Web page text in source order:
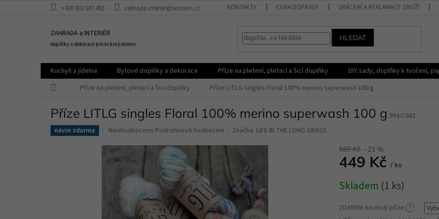
+420 603 187 455 zahrada.interier@seznam.cz KONTAKTY CENA DOPRAVY VRÁCENÍ A REKLAMACE ZBOŽÍ
ZAHRADA a INTERIÉR
doplňky a dekorace pro krásný domov
HLEDAT
Kuchyň a jídelna Bytové doplňky a dekorace Příze na pletení, pletací a šicí doplňky DIY sady, doplňky k tvoření,
Příze na pletení, pletací a šicí doplňky Příze LITLG singles Floral 100% merino superwash 100 g
Příze LITLG singles Floral 100% merino superwash 100 g 994/C661
návin zdarma
Průměrné
produktu
hvězdiček.
Neohodnoceno Podrobnosti hodnocení Značka: LIFE IN THE LONG GRASS
569 Kč –21 %
449 Kč / ks
cena:
Skladem (1 ks)
ZDARMA navinutí příze ?